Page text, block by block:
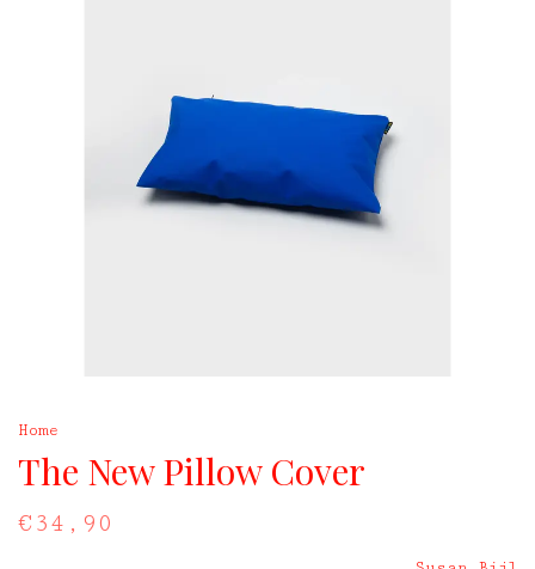
Home
The New Pillow Cover
€34,90